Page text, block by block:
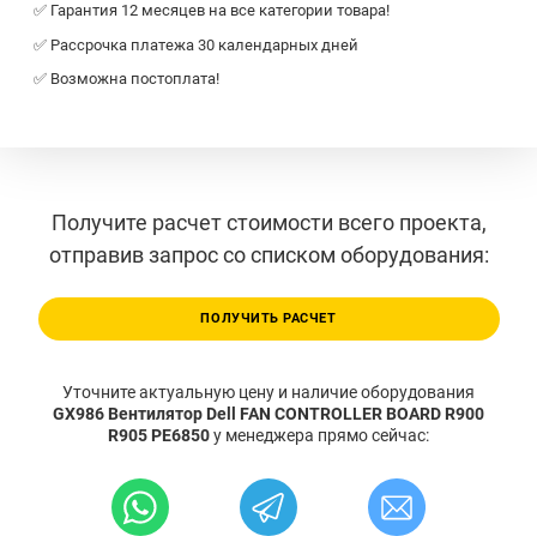
✅ Гарантия 12 месяцев на все категории товара!
✅ Рассрочка платежа 30 календарных дней
✅ Возможна постоплата!
Получите расчет стоимости всего проекта,
отправив запрос со списком оборудования:
ПОЛУЧИТЬ РАСЧЕТ
Уточните актуальную цену и наличие оборудования
GX986 Вентилятор Dell FAN CONTROLLER BOARD R900
R905 PE6850у менеджера прямо сейчас: